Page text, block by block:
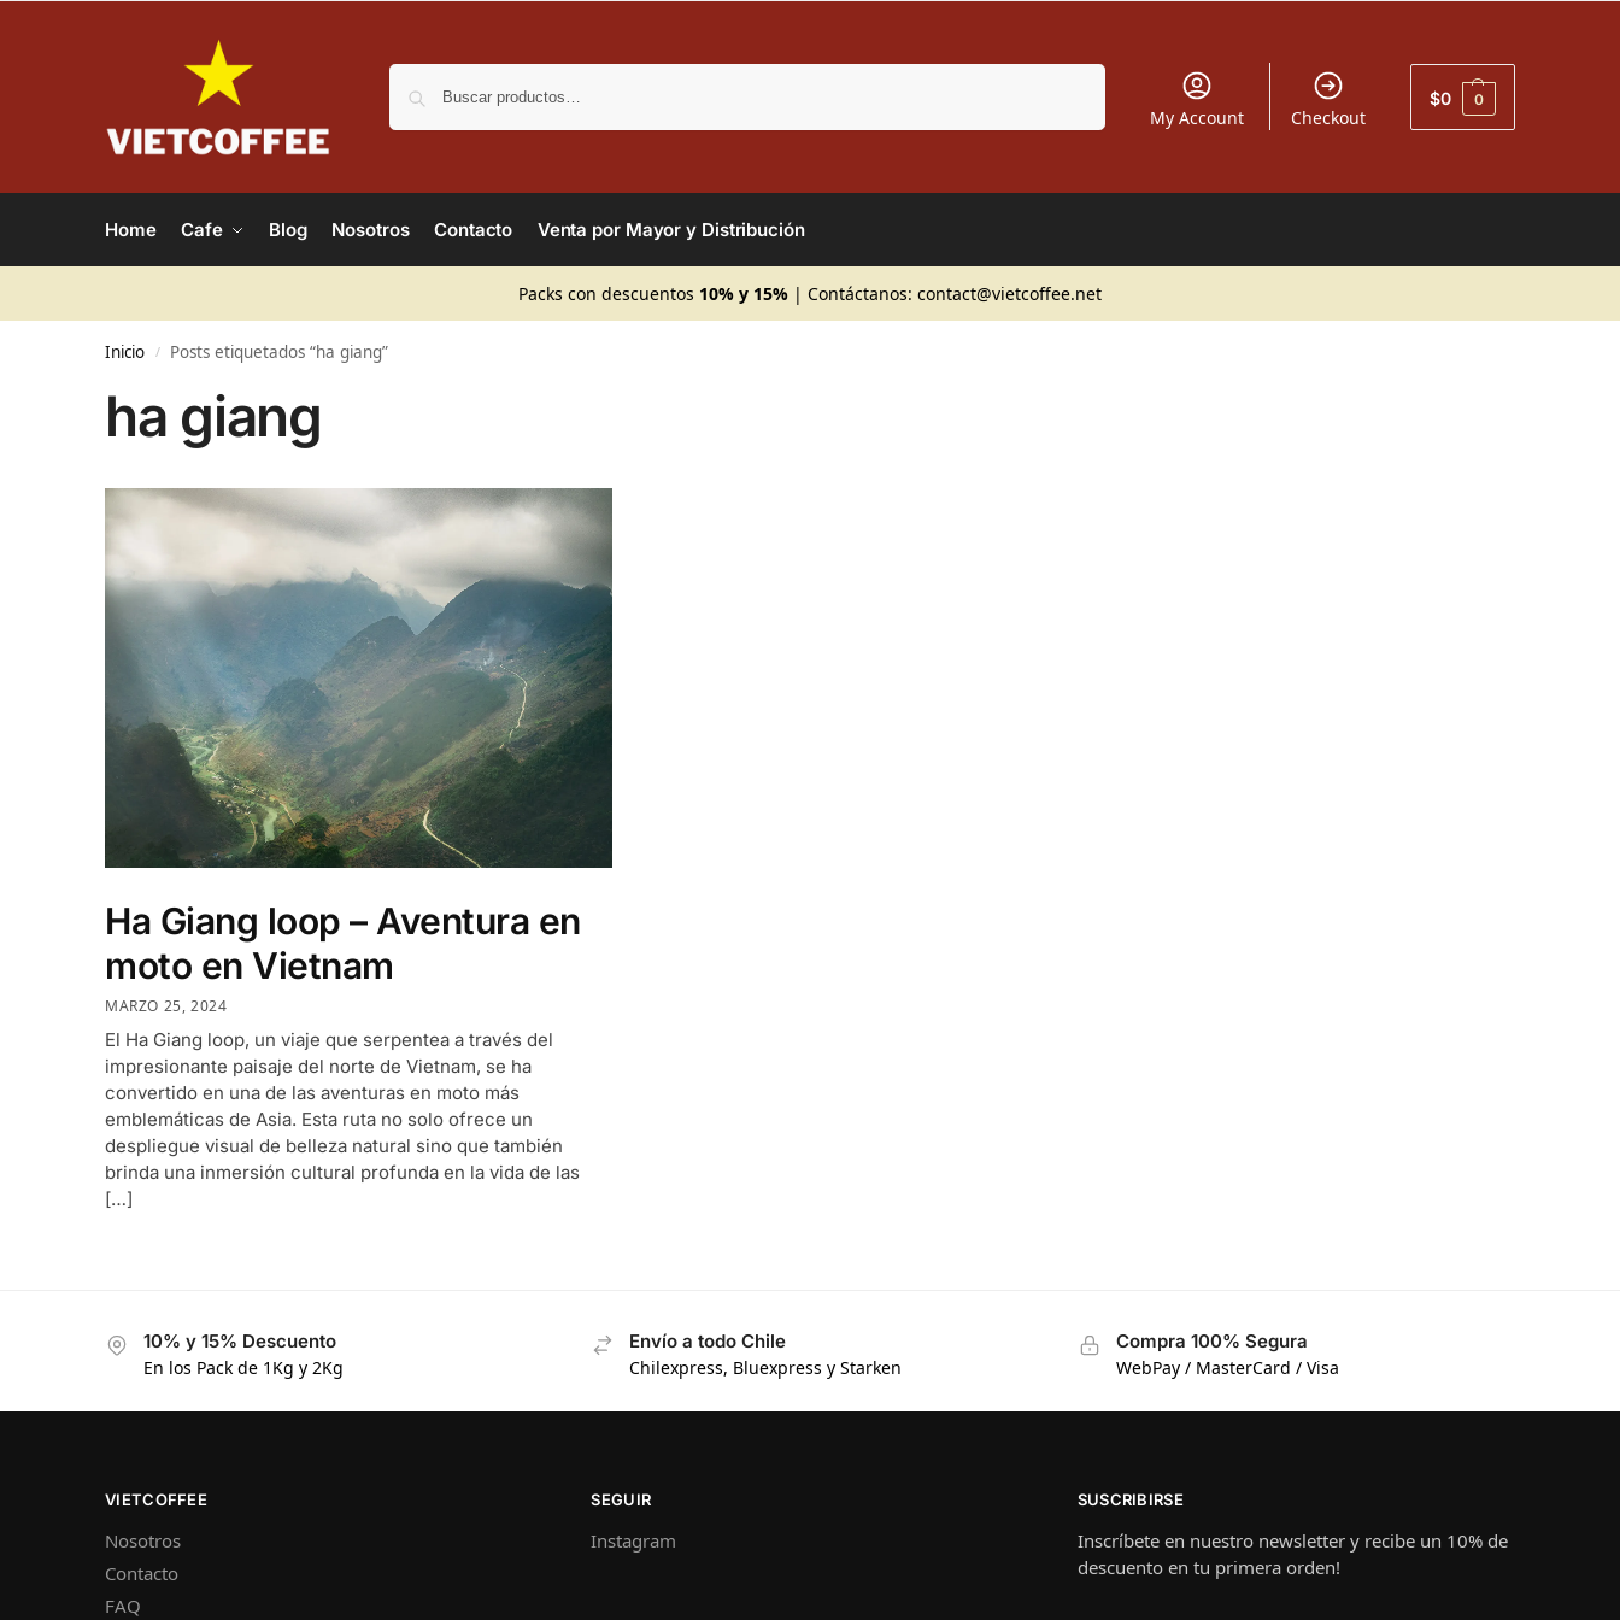
My Account Checkout
$0 0
Home Cafe Blog Nosotros Contacto Venta por Mayor y Distribución
Packs con descuentos 10% y 15% | Contáctanos: contact@vietcoffee.net
Inicio / Posts etiquetados “ha giang”
ha giang
Ha Giang loop – Aventura en
moto en Vietnam
MARZO 25, 2024
El Ha Giang loop, un viaje que serpentea a través del
impresionante paisaje del norte de Vietnam, se ha
convertido en una de las aventuras en moto más
emblemáticas de Asia. Esta ruta no solo ofrece un
despliegue visual de belleza natural sino que también
brinda una inmersión cultural profunda en la vida de las
[…]
10% y 15% Descuento
En los Pack de 1Kg y 2Kg
Envío a todo Chile
Chilexpress, Bluexpress y Starken
Compra 100% Segura
WebPay / MasterCard / Visa
VIETCOFFEE
Nosotros
Contacto
FAQ
SEGUIR
Instagram
SUSCRIBIRSE
Inscríbete en nuestro newsletter y recibe un 10% de
descuento en tu primera orden!